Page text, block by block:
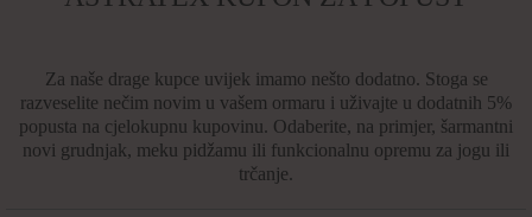
Za naše drage kupce uvijek imamo nešto dodatno. Stoga se
razveselite nečim novim u vašem ormaru i uživajte u dodatnih 5%
popusta na cjelokupnu kupovinu. Odaberite, na primjer, šarmantni
novi grudnjak, meku pidžamu ili funkcionalnu opremu za jogu ili
trčanje.